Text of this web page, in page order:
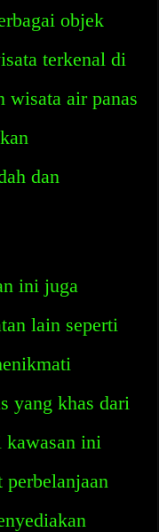
objek
terkenal di
wisata air panas
dan
ini juga
lain seperti
yang khas dari
kawasan ini
perbelanjaan